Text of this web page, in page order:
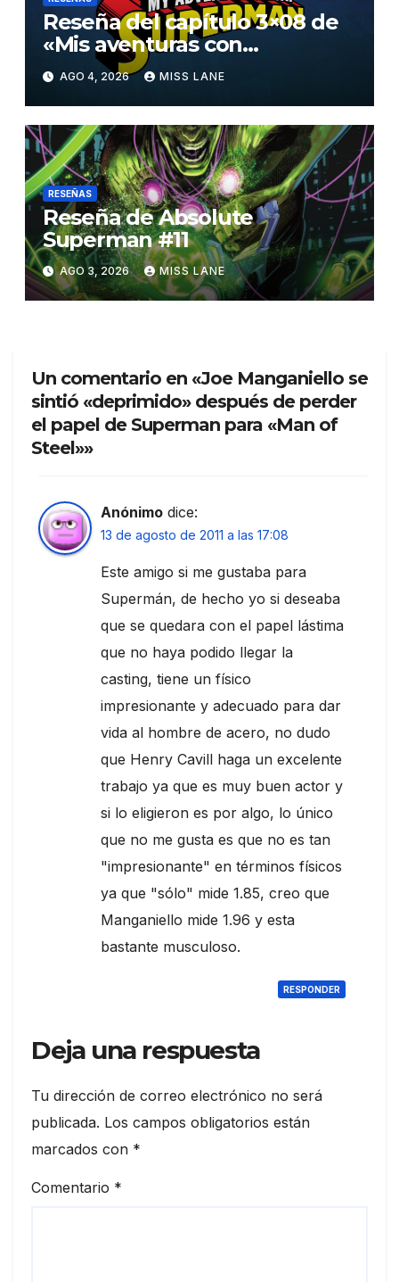
Reseña del capítulo 3×08 de
«Mis aventuras con
Superman»
AGO 4, 2026 MISS LANE
RESEÑAS
Reseña de Absolute
Superman #11
AGO 3, 2026 MISS LANE
Un comentario en «Joe Manganiello se
sintió «deprimido» después de perder
el papel de Superman para «Man of
Steel»»
Anónimo dice:
13 de agosto de 2011 a las 17:08
Este amigo si me gustaba para
Supermán, de hecho yo si deseaba
que se quedara con el papel lástima
que no haya podido llegar la
casting, tiene un físico
impresionante y adecuado para dar
vida al hombre de acero, no dudo
que Henry Cavill haga un excelente
trabajo ya que es muy buen actor y
si lo eligieron es por algo, lo único
que no me gusta es que no es tan
"impresionante" en términos físicos
ya que "sólo" mide 1.85, creo que
Manganiello mide 1.96 y esta
bastante musculoso.
RESPONDER
Deja una respuesta
Tu dirección de correo electrónico no será
publicada. Los campos obligatorios están
marcados con *
Comentario *